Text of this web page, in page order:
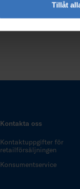
Tillåt
Kontakta oss
Kontaktuppgifter för
retailförsäljningen
Konsumentservice